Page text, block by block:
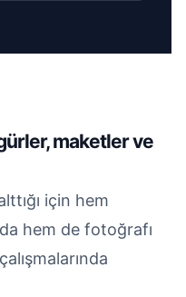
maketler ve
için hem
hem de fotoğrafı